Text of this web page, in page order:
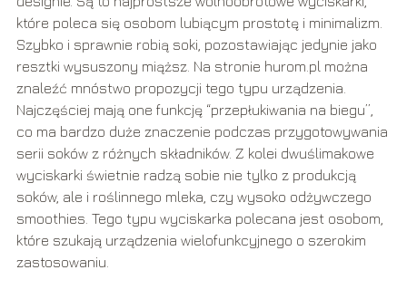
które poleca się osobom lubiącym prostotę i minimalizm.
Szybko i sprawnie robią soki, pozostawiając jedynie jako
resztki wysuszony miąższ. Na stronie hurom.pl można
znaleźć mnóstwo propozycji tego typu urządzenia.
Najczęściej mają one funkcję “przepłukiwania na biegu”,
co ma bardzo duże znaczenie podczas przygotowywania
serii soków z różnych składników. Z kolei dwuślimakowe
wyciskarki świetnie radzą sobie nie tylko z produkcją
soków, ale i roślinnego mleka, czy wysoko odżywczego
smoothies. Tego typu wyciskarka polecana jest osobom,
które szukają urządzenia wielofunkcyjnego o szerokim
zastosowaniu.